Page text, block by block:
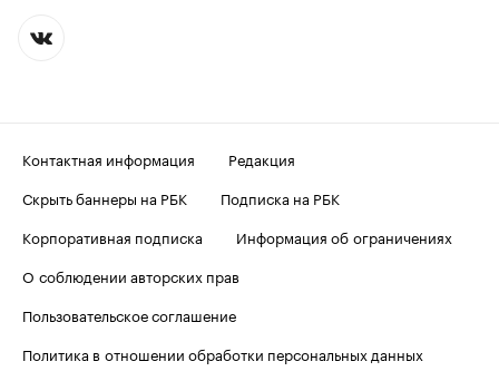
Контактная информация
Редакция
Скрыть баннеры на РБК
Подписка на РБК
Корпоративная подписка
Информация об ограничениях
О соблюдении авторских прав
Пользовательское соглашение
Политика в отношении обработки персональных данных